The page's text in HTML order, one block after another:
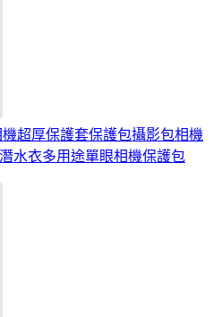
超厚保護套保護包攝影包相機
水衣多用途單眼相機保護包